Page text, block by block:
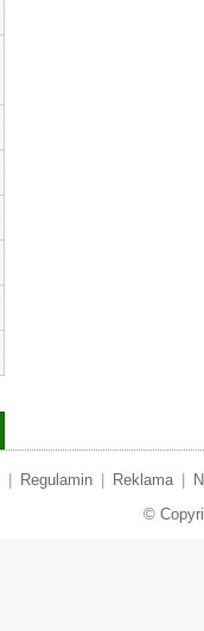
Regulamin Reklama
©